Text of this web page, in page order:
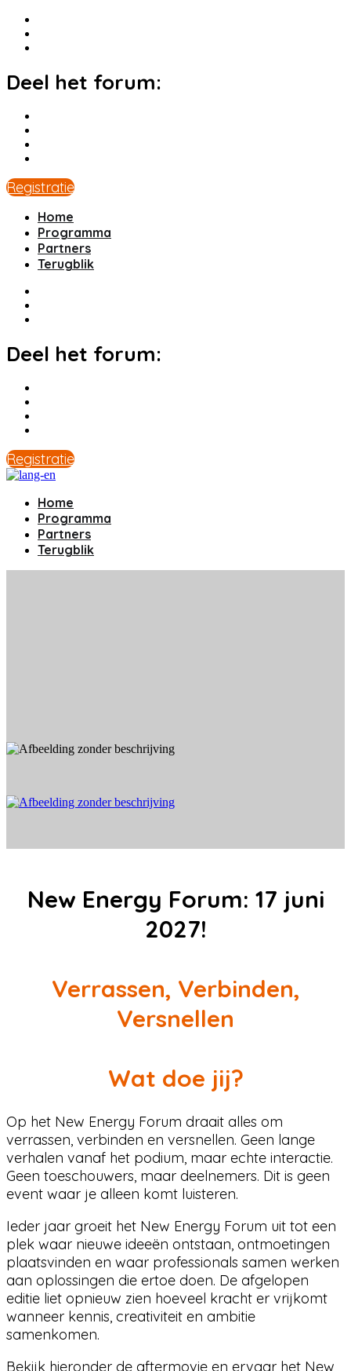
Deel het forum:
Registratie
Home
Programma
Partners
Terugblik
Deel het forum:
Registratie
Home
Programma
Partners
Terugblik
New Energy Forum: 17 juni
2027!
Verrassen, Verbinden,
Versnellen
Wat doe jij?
Op het New Energy Forum draait alles om
verrassen, verbinden en versnellen. Geen lange
verhalen vanaf het podium, maar echte interactie.
Geen toeschouwers, maar deelnemers. Dit is geen
event waar je alleen komt luisteren.
Ieder jaar groeit het New Energy Forum uit tot een
plek waar nieuwe ideeën ontstaan, ontmoetingen
plaatsvinden en waar professionals samen werken
aan oplossingen die ertoe doen. De afgelopen
editie liet opnieuw zien hoeveel kracht er vrijkomt
wanneer kennis, creativiteit en ambitie
samenkomen.
Bekijk hieronder de aftermovie en ervaar het New